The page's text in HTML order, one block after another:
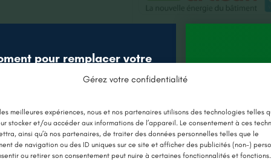
Gérez votre confidentialité
meilleures expériences, nous et nos partenaires utilisons des technologies telles
stocker et/ou accéder aux informations de l’appareil. Le consentement à ces
ainsi qu’à nos partenaires, de traiter des données personnelles telles que le
de navigation ou des ID uniques sur ce site et afficher des publicités (non-)
ou retirer son consentement peut nuire à certaines fonctionnalités et fonctions.
Nos projets récents
pour remplacer votre
aux nouvelles aides !
CHAUDIÈRE PAR UNE POMPE À
CHALEUR
Jusqu’à
en